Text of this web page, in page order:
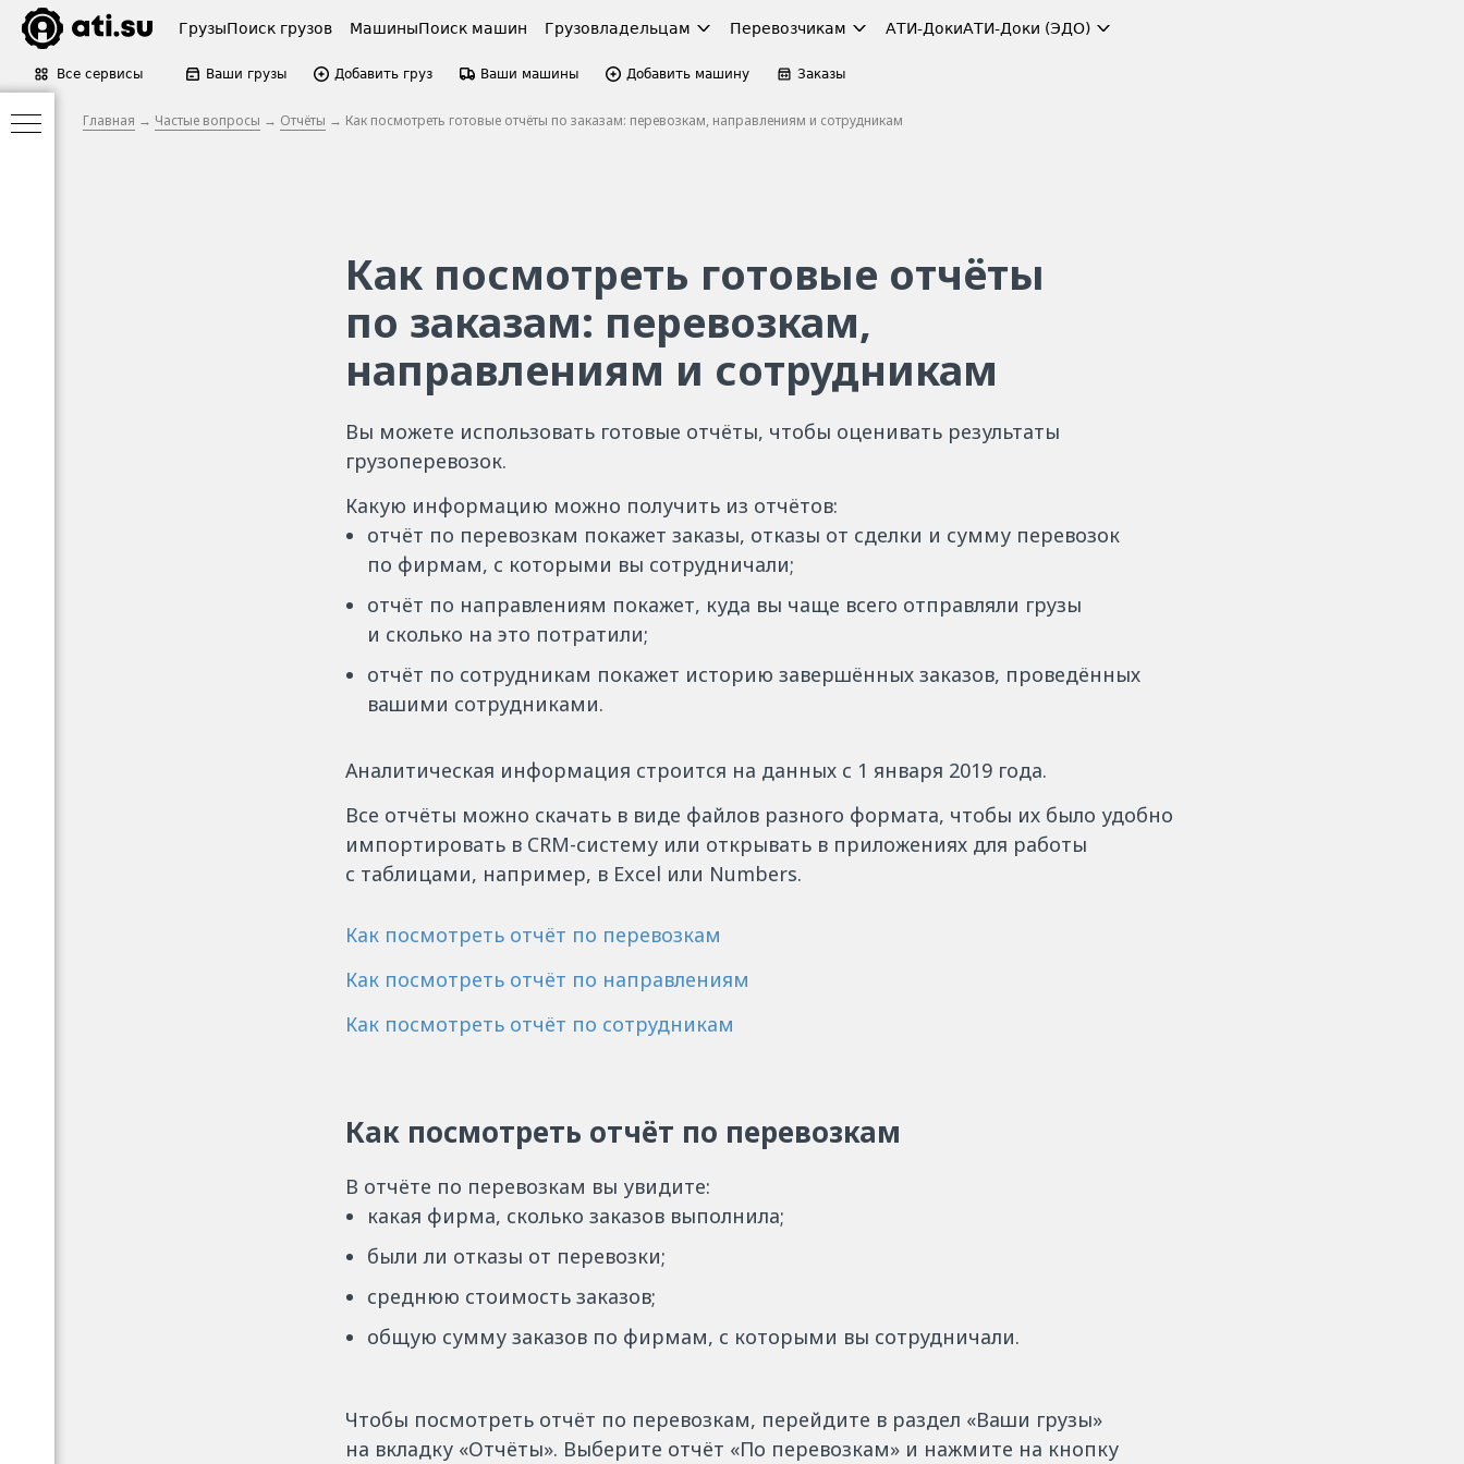
ГрузыПоиск грузов МашиныПоиск машин Грузовладельцам Перевозчикам АТИ-ДокиАТИ-Доки (ЭДО)
Все сервисы Ваши грузы Добавить груз Ваши машины Добавить машину Заказы
Главная → Частые вопросы → Отчёты → Как посмотреть готовые отчёты по заказам: перевозкам, направлениям и сотрудникам
Как посмотреть готовые отчёты
по заказам: перевозкам,
направлениям и сотрудникам
Вы можете использовать готовые отчёты, чтобы оценивать результаты
грузоперевозок.
Какую информацию можно получить из отчётов:
отчёт по перевозкам покажет заказы, отказы от сделки и сумму перевозок
по фирмам, с которыми вы сотрудничали;
отчёт по направлениям покажет, куда вы чаще всего отправляли грузы
и сколько на это потратили;
отчёт по сотрудникам покажет историю завершённых заказов, проведённых
вашими сотрудниками.
Аналитическая информация строится на данных с 1 января 2019 года.
Все отчёты можно скачать в виде файлов разного формата, чтобы их было удобно
импортировать в CRM-систему или открывать в приложениях для работы
с таблицами, например, в Excel или Numbers.
Как посмотреть отчёт по перевозкам
Как посмотреть отчёт по направлениям
Как посмотреть отчёт по сотрудникам
Как посмотреть отчёт по перевозкам
В отчёте по перевозкам вы увидите:
какая фирма, сколько заказов выполнила;
были ли отказы от перевозки;
среднюю стоимость заказов;
общую сумму заказов по фирмам, с которыми вы сотрудничали.
Чтобы посмотреть отчёт по перевозкам, перейдите в раздел «Ваши грузы»
на вкладку «Отчёты». Выберите отчёт «По перевозкам» и нажмите на кнопку